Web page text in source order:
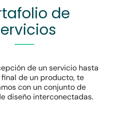
de
de un servicio hasta
de un producto, te
con un conjunto de
diseño interconectadas.